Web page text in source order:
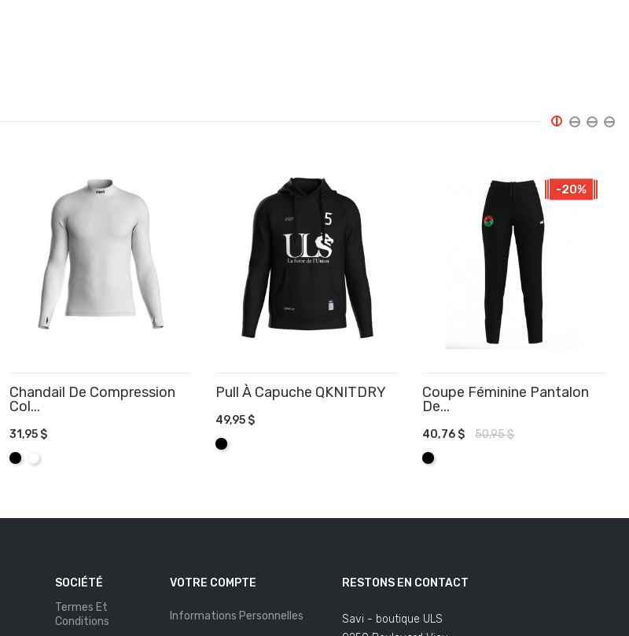
Chandail De Compression
Col...
31,95 $
Noir
Blanc
Pull À Capuche QKNITDRY
49,95 $
Noir
-20%
Coupe Féminine Pantalon
De...
40,76 $
50,95 $
Noir
SOCIÉTÉ
Termes Et
Conditions
VOTRE COMPTE
Informations Personnelles
RESTONS EN CONTACT
Savi - boutique ULS